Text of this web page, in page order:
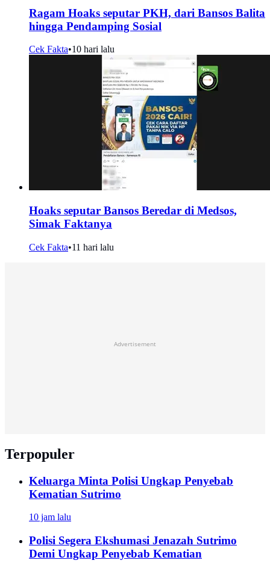
Ragam Hoaks seputar PKH, dari Bansos Balita
hingga Pendamping Sosial
Cek Fakta•10 hari lalu
Hoaks seputar Bansos Beredar di Medsos,
Simak Faktanya
Cek Fakta•11 hari lalu
Advertisement
Terpopuler
Keluarga Minta Polisi Ungkap Penyebab
Kematian Sutrimo
10 jam lalu
Polisi Segera Ekshumasi Jenazah Sutrimo
Demi Ungkap Penyebab Kematian